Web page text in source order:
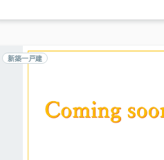
新築一戸建